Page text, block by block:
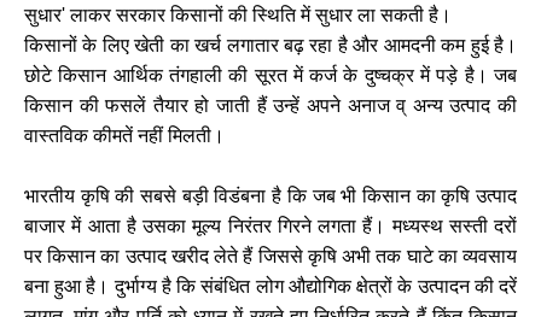
सुधार'लाकर सरकार किसानों की स्थिति में सुधार ला सकती है।
किसानों के लिए खेती का खर्च लगातार बढ़ रहा है और आमदनी कम हुई है।
छोटे किसान आर्थिक तंगहाली की सूरत में कर्ज के दुष्चक्र में पड़े है। जब
किसान की फसलें तैयार हो जाती हैं उन्हें अपने अनाज व् अन्य उत्पाद की
वास्तविक कीमतें नहीं मिलती।
भारतीय कृषि की सबसे बड़ी विडंबना है कि जब भी किसान का कृषि उत्पाद
बाजार में आता है उसका मूल्य निरंतर गिरने लगता हैं। मध्यस्थ सस्ती दरों
पर किसान का उत्पाद खरीद लेते हैं जिससे कृषि अभी तक घाटे का व्यवसाय
बना हुआ है। दुर्भाग्य है कि संबंधित लोग औद्योगिक क्षेत्रों के उत्पादन की दरें